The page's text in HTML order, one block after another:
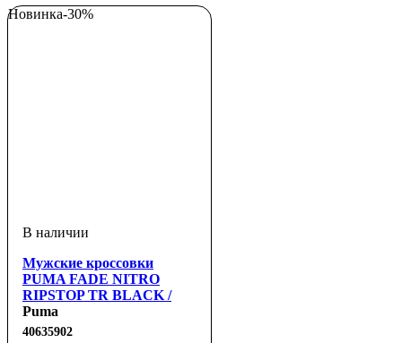
Новинка-30%
Мужские кроссовки
PUMA FADE NITRO
RIPSTOP TR BLACK /
PLUM WINE /
MOUNTAIN BLUE
Puma
40635902